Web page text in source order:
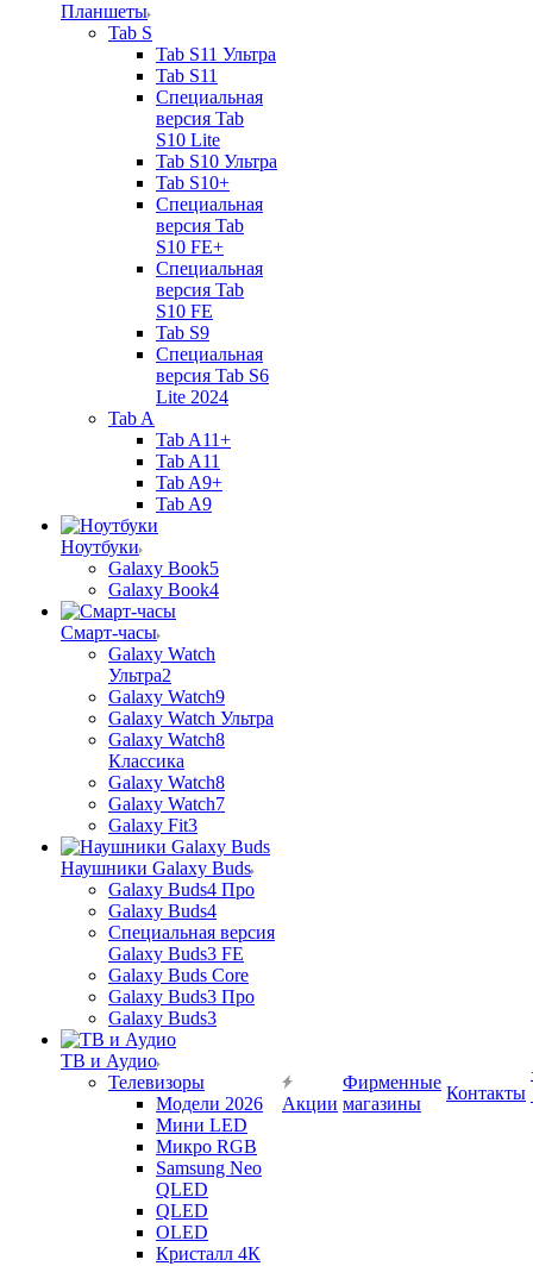
Планшеты
Tab S
Tab S11 Ультра
Tab S11
Специальная
версия Tab
S10 Lite
Tab S10 Ультра
Tab S10+
Специальная
версия Tab
S10 FE+
Специальная
версия Tab
S10 FE
Tab S9
Специальная
версия Tab S6
Lite 2024
Tab A
Tab A11+
Tab A11
Tab A9+
Tab A9
Ноутбуки
Galaxy Book5
Galaxy Book4
Смарт-часы
Galaxy Watch
Ультра2
Galaxy Watch9
Galaxy Watch Ультра
Galaxy Watch8
Классика
Galaxy Watch8
Galaxy Watch7
Galaxy Fit3
Наушники Galaxy Buds
Galaxy Buds4 Про
Galaxy Buds4
Специальная версия
Galaxy Buds3 FE
Galaxy Buds Core
Galaxy Buds3 Про
Galaxy Buds3
ТВ и Аудио
Телевизоры
Модели 2026
Мини LED
Микро RGB
Samsung Neo
QLED
QLED
OLED
Кристалл 4К
Акции
Фирменные
магазины
Контакты